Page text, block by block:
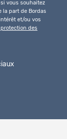
vous souhaitez
la part de Bordas
et/ou vos
des